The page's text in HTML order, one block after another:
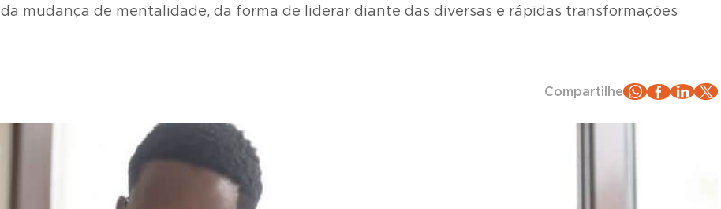
mudança de mentalidade, da forma de liderar diante das diversas e rápidas transformações
Compartilhe